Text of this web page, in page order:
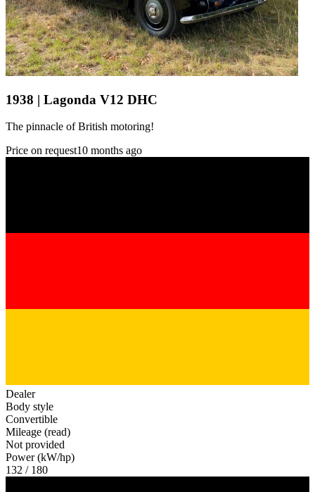
1938 | Lagonda V12 DHC
The pinnacle of British motoring!
Price on request10 months ago
Dealer
Body style
Convertible
Mileage (read)
Not provided
Power (kW/hp)
132 / 180